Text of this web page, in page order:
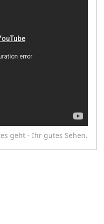
geht - Ihr gutes Sehen.